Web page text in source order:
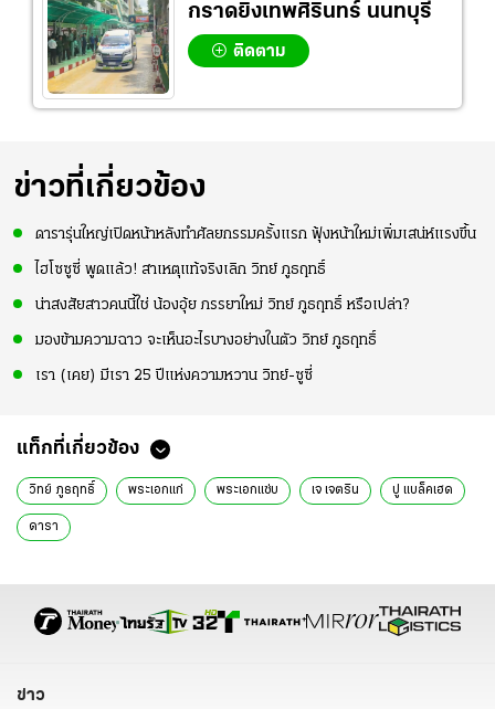
กราดยิงเทพศิรินทร์ นนทบุรี
ติดตาม
ข่าวที่เกี่ยวข้อง
ดารารุ่นใหญ่เปิดหน้าหลังทำศัลยกรรมครั้งแรก ฟุ้งหน้าใหม่เพิ่มเสน่ห์แรงขึ้น
ไฮโซซูซี่ พูดแล้ว! สาเหตุแท้จริงเลิก วิทย์ ภูธฤทธิ์
น่าสงสัยสาวคนนี้ใช่ น้องอุ้ย ภรรยาใหม่ วิทย์ ภูธฤทธิ์ หรือเปล่า?
มองข้ามความฉาว จะเห็นอะไรบางอย่างในตัว วิทย์ ภูธฤทธิ์
เรา (เคย) มีเรา 25 ปีแห่งความหวาน วิทย์-ซูซี่
แท็กที่เกี่ยวข้อง
วิทย์ ภูธฤทธิ์ พระเอกแก่ พระเอกแซ่บ เจ เจตริน ปู แบล็คเฮด
ดารา
ข่าว